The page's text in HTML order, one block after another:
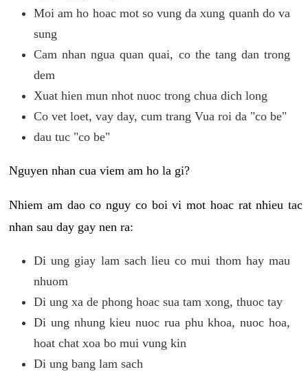
Moi am ho hoac mot so vung da xung quanh do va
sung
Cam nhan ngua quan quai, co the tang dan trong
dem
Xuat hien mun nhot nuoc trong chua dich long
Co vet loet, vay day, cum trang Vua roi da "co be"
dau tuc "co be"
Nguyen nhan cua viem am ho la gi?
Nhiem am dao co nguy co boi vi mot hoac rat nhieu tac
nhan sau day gay nen ra:
Di ung giay lam sach lieu co mui thom hay mau
nhuom
Di ung xa de phong hoac sua tam xong, thuoc tay
Di ung nhung kieu nuoc rua phu khoa, nuoc hoa,
hoat chat xoa bo mui vung kin
Di ung bang lam sach